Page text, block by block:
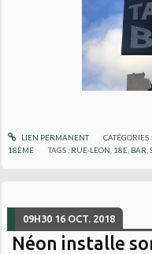
LIEN PERMANENT CATÉGORIES :
18ÈME
TAGS : RUE-LEON 18E BAR ,
09H30 16 OCT. 2018
Néon installe